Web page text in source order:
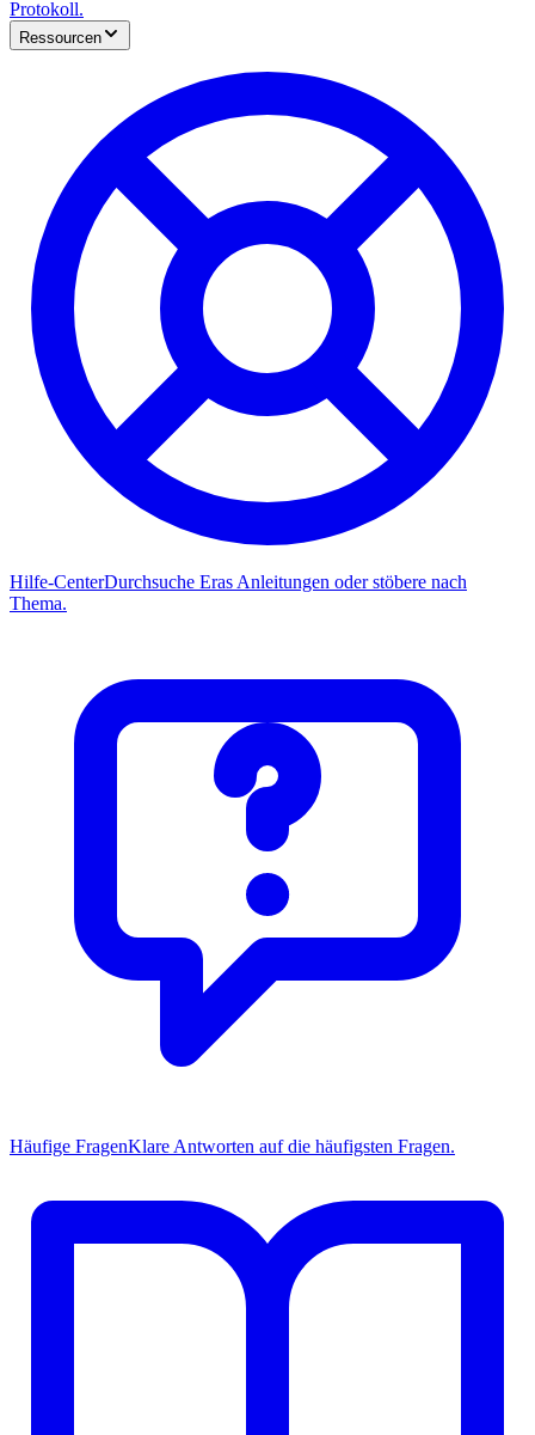
Protokoll.
Ressourcen
Hilfe-CenterDurchsuche Eras Anleitungen oder stöbere nach
Thema.
Häufige FragenKlare Antworten auf die häufigsten Fragen.